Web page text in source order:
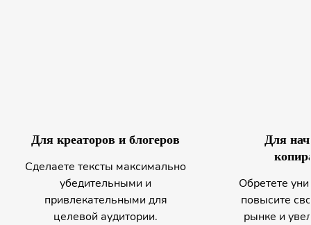
Для креаторов и блогеров
Сделаете тексты максимально
убедительными и
привлекательными для
целевой аудитории.
Для
Обретете
повысите
рынке и